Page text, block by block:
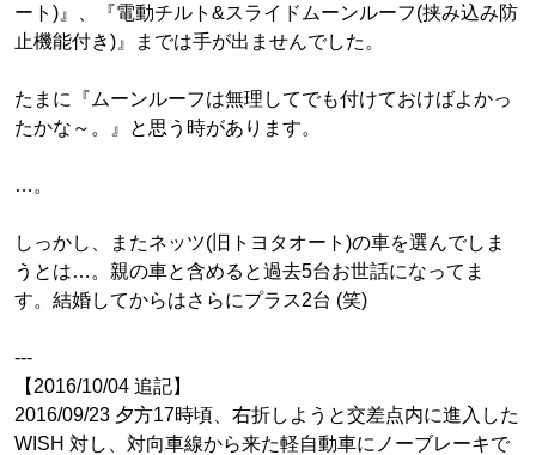
ート)』、『電動チルト&スライドムーンルーフ(挟み込み防
止機能付き)』までは手が出ませんでした。
たまに『ムーンルーフは無理してでも付けておけばよかっ
たかな～。』と思う時があります。
…。
しっかし、またネッツ(旧トヨタオート)の車を選んでしま
うとは…。親の車と含めると過去5台お世話になってま
す。結婚してからはさらにプラス2台 (笑)
---
【2016/10/04 追記】
2016/09/23 夕方17時頃、右折しようと交差点内に進入した
WISH 対し、対向車線から来た軽自動車にノーブレーキで